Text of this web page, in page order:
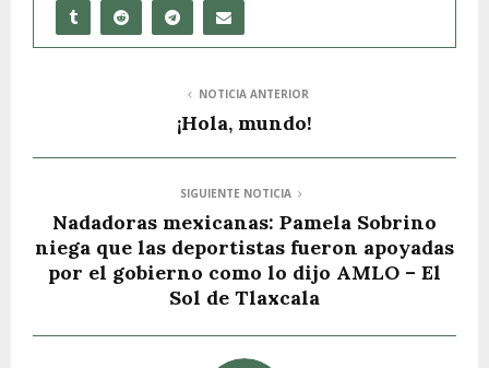
NOTICIA ANTERIOR
¡Hola, mundo!
SIGUIENTE NOTICIA
Nadadoras mexicanas: Pamela Sobrino
niega que las deportistas fueron apoyadas
por el gobierno como lo dijo AMLO – El
Sol de Tlaxcala